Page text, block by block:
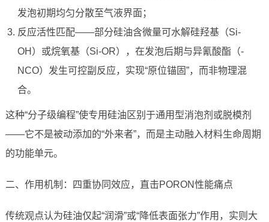
发泡初期均匀分散至气液界面；
反应活性匹配——部分硅油含微量可水解硅羟基（Si-
OH）或烷氧基（Si-OR），在发泡后期与异氰酸酯（-
NCO）发生可控副反应，实现“原位锚固”，而非物理混
合。
这种“分子级编程”使专用硅油区别于通用型消泡剂或脱模剂
——它不是被动添加的“外来者”，而是主动融入材料生命周期
的功能单元。
二、作用机制：四重协同效应，直击PORON性能痛点
传统观点认为硅油仅起“润滑”或“降低表面张力”作用，实则大